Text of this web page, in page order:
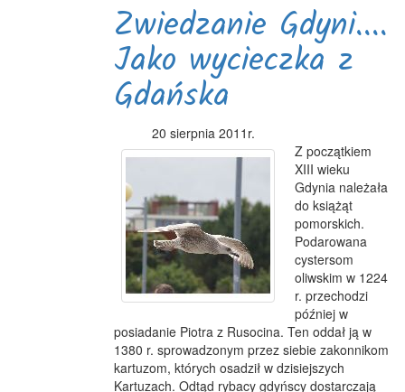
Zwiedzanie Gdyni....
Jako wycieczka z
Gdańska
20 sierpnia 2011r.
Z początkiem
XIII wieku
Gdynia należała
do książąt
pomorskich.
Podarowana
cystersom
oliwskim w 1224
r. przechodzi
później w
posiadanie Piotra z Rusocina. Ten oddał ją w
1380 r. sprowadzonym przez siebie zakonnikom
kartuzom, których osadził w dzisiejszych
Kartuzach. Odtąd rybacy gdyńscy dostarczają